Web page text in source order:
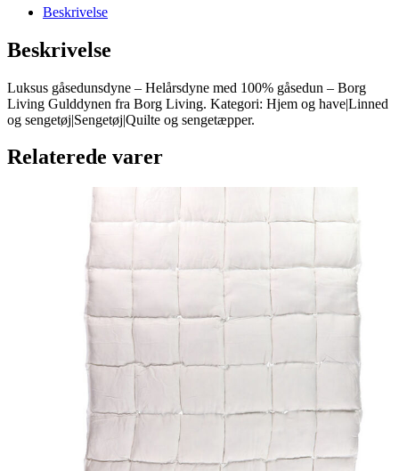
Beskrivelse
Beskrivelse
Luksus gåsedunsdyne – Helårsdyne med 100% gåsedun – Borg
Living Gulddynen fra Borg Living. Kategori: Hjem og have|Linned
og sengetøj|Sengetøj|Quilte og sengetæpper.
Relaterede varer